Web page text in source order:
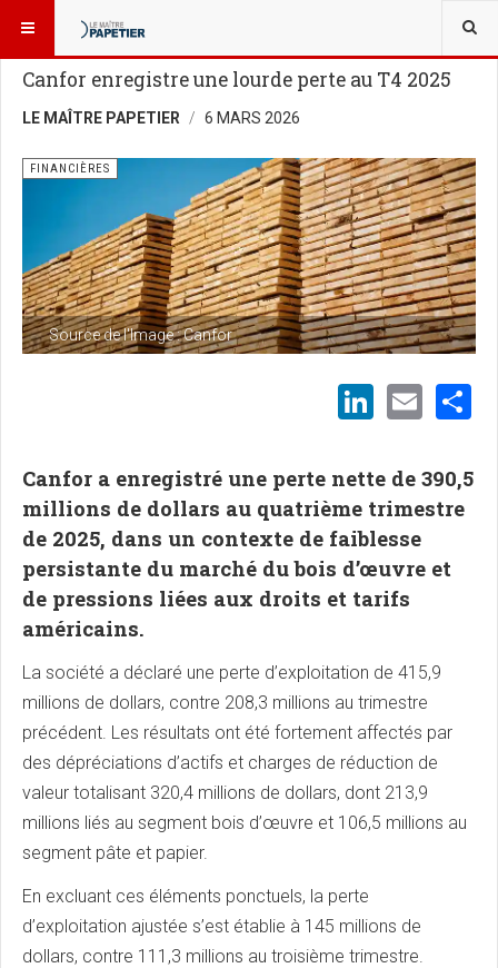
VOUS ÊTES ICI :
Canfor enregistre une lourde perte au T4 2025
LE MAÎTRE PAPETIER 6 MARS 2026
Source de l'Image : Canfor
FINANCIÈRES
Canfor a enregistré une perte nette de 390,5
millions de dollars au quatrième trimestre
de 2025, dans un contexte de faiblesse
persistante du marché du bois d’œuvre et
de pressions liées aux droits et tarifs
américains.
La société a déclaré une perte d’exploitation de 415,9
millions de dollars, contre 208,3 millions au trimestre
précédent. Les résultats ont été fortement affectés par
des dépréciations d’actifs et charges de réduction de
valeur totalisant 320,4 millions de dollars, dont 213,9
millions liés au segment bois d’œuvre et 106,5 millions au
segment pâte et papier.
En excluant ces éléments ponctuels, la perte
d’exploitation ajustée s’est établie à 145 millions de
dollars, contre 111,3 millions au troisième trimestre.